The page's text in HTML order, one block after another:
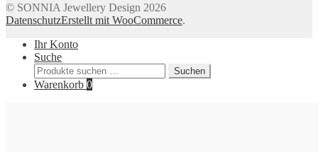
© SONNIA Jewellery Design 2026
DatenschutzErstellt mit WooCommerce.
Ihr Konto
Suche
Suchen
nach:
Suchen
Warenkorb 0